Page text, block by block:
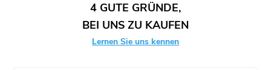
4 GUTE GRÜNDE,
BEI UNS ZU KAUFEN
Lernen Sie uns kennen